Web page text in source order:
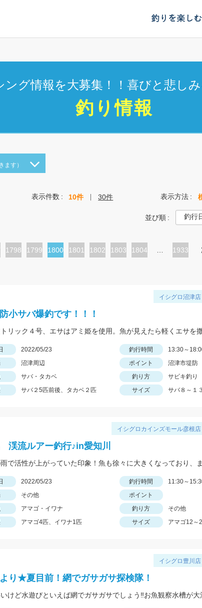
釣りを楽しむ
グ情報を大募集！！喜びと悲し
釣り情報
ます）
表示件数 10件 30件 表示方法
並び順
ペ
1798
ペ
1799
カ
ペ
1800
ペ
1801
ペ
1802
ペ
1803
ペ
1804 1933
イシグロ沼津店
小サバ爆釣です！！！
2022/05/23 釣行時間
13:30～
沼津周辺 ポイント
沼津市堤防
サバ・タカベ 釣り方
サビキ釣り
サバ２5匹前後、タカベ２匹 サイズ サバ８～１
イシグロカインズモール彦根店
渓流ルアー釣行♪in愛知川
2022/05/23 釣行時間
11:30～
その他
ポイント
アマゴ・イワナ 釣り方
その他
アマゴ4匹、イワナ1匹 サイズ アマゴ12～
イシグロ豊川店
り★夏目前！網でガサガサ探検隊！
けど水遊びといえば網でガサガサでしょう‼お魚観察水槽が大